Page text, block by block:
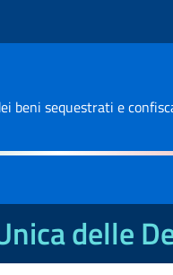
beni sequestrati e
delle